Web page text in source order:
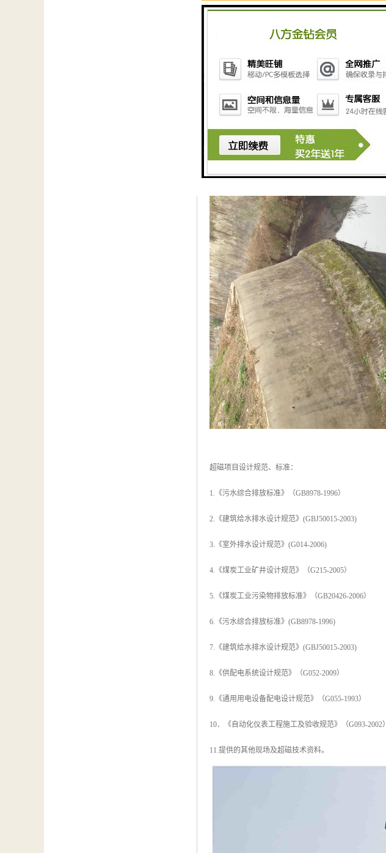
超磁项目设计规范、标准：
1.《污水综合排放标准》（GB8978-1996）
2.《建筑给水排水设计规范》(GBJ50015-2003)
3.《室外排水设计规范》(G014-2006)
4.《煤炭工业矿井设计规范》（G215-2005）
5.《煤炭工业污染物排放标准》（GB20426-2006）
6.《污水综合排放标准》(GB8978-1996)
7.《建筑给水排水设计规范》(GBJ50015-2003)
8.《供配电系统设计规范》（G052-2009）
9.《通用用电设备配电设计规范》（G055-1993）
10．《自动化仪表工程施工及验收规范》（G093-2002）
11.提供的其他现场及超磁技术资料。